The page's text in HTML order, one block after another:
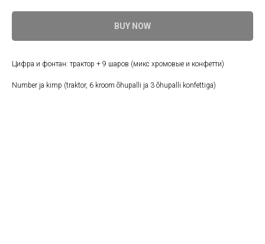
BUY NOW
Цифра и фонтан: трактор + 9 шаров (микс хромовые и конфетти)
Number ja kimp (traktor, 6 kroom õhupalli ja 3 õhupalli konfettiga)